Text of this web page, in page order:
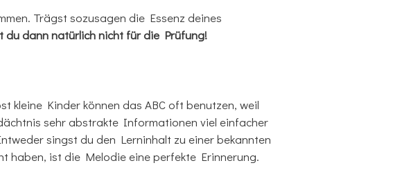
Trägst sozusagen die Essenz deines
du dann natürlich nicht für die Prüfung!
kleine Kinder können das ABC oft benutzen, weil
sehr abstrakte Informationen viel einfacher
singst du den Lerninhalt zu einer bekannten
haben, ist die Melodie eine perfekte Erinnerung.